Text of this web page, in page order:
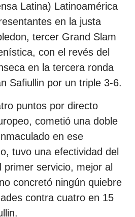
Latina) Latinoamérica
en la justa
tercer Grand Slam
con el revés del
en la tercera ronda
Safiullin por un triple 3-6.
puntos por directo
cometió una doble
en ese
tuvo una efectividad del
primer servicio, mejor al
concretó ningún quiebre
contra cuatro en 15